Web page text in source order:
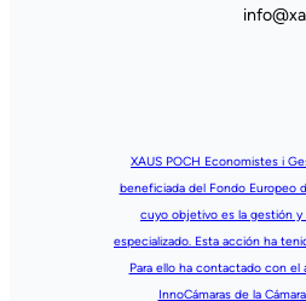
XAUS POCH Economistes i
beneficiada del Fondo Europeo
cuyo objetivo es la gestión y
especializado. Esta acción ha
Para ello ha contactado con el
InnoCámaras de la